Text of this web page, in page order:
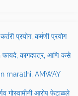
प्रयोग, कर्मणी प्रयोग
कागदपत्र, आणि कसे
marathi, AMWAY
गोस्वामीनी आरोप फेटाळले